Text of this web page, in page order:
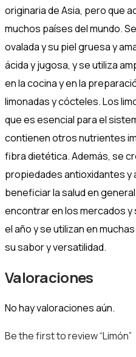
originaria de Asia, pero que
muchos países del mundo.
ovalada y su piel gruesa y
ácida y jugosa, y se utiliza
en la cocina y en la
limonadas y cócteles. Los
que es esencial para el
contienen otros nutrientes
fibra dietética. Además, se
propiedades antioxidantes
beneficiar la salud en
encontrar en los mercados
el año y se utilizan en
su sabor y versatilidad.
Valoraciones
No hay valoraciones aún.
Be the first to review “Limón”